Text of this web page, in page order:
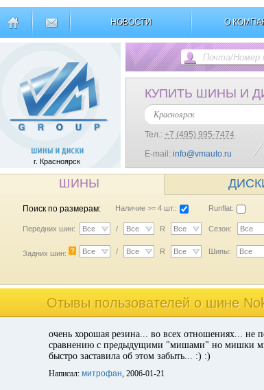
НОВОСТИ О
г. Красноярск
КУПИТЬ ШИНЫ И
Красноярск
Тел.: +7 (495) 995-7474
E-mail: info@vmauto.ru
ШИНЫ
Поиск по размерам: Наличие >= 4 шт.: Runflat:
Передних шин: Все / Все R Все Сезон: Все
Задних шин: ? Все / Все R Все Шипы: Все
Отывы пользователей o шине
очень хорошая резина... во всех отношениях... не
сравнению с предыдущими "мишами" но мишки
быстро заставила об этом забыть... :) :)
Написал: митрофан, 2006-01-21